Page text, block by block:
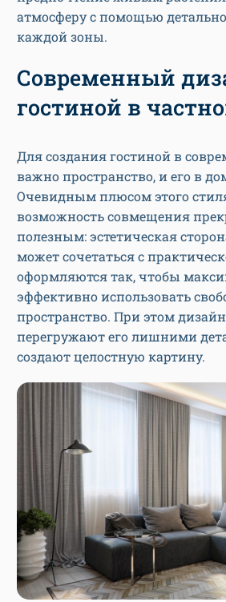
атмосферу с помощью
каждой зоны.
Современный
гостиной в
Для создания гостиной в
важно пространство, и его в
Очевидным плюсом этого
возможность совмещения
полезным: эстетическая
может сочетаться с
оформляются так, чтобы
эффективно использовать
пространство. При этом
перегружают его лишними
создают целостную картину.